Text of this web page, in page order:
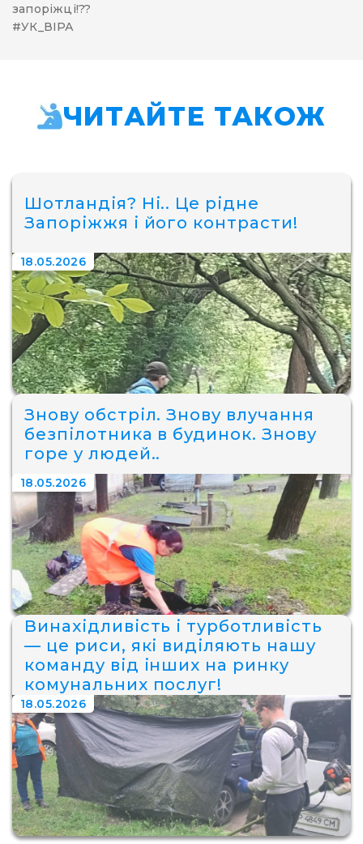
запоріжці!??
#УК_ВІРА
ЧИТАЙТЕ ТАКОЖ
Шотландія? Ні.. Це рідне
Запоріжжя і його контрасти!
18.05.2026
Знову обстріл. Знову влучання
безпілотника в будинок. Знову
горе у людей..
18.05.2026
Винахідливість і турботливість
— це риси, які виділяють нашу
команду від інших на ринку
комунальних послуг!
18.05.2026